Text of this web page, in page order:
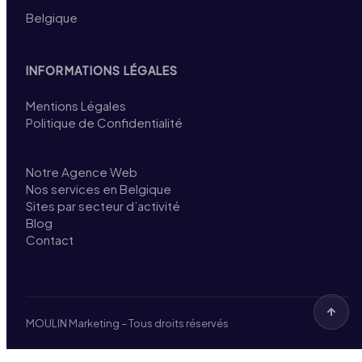
Belgique
INFORMATIONS LÉGALES
Mentions Légales
Politique de Confidentialité
Notre Agence Web
Nos services en Belgique
Sites par secteur d’activité
Blog
Contact
MOULIN Marketing – Tous droits réservés